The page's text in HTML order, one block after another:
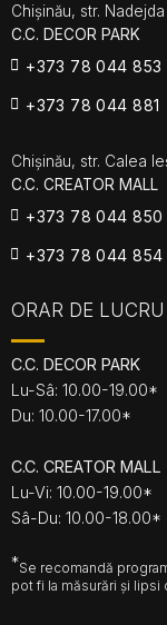
Chișinău, str. Nadejda
C.C. DECOR PARK
+373 78 044 853
+373 78 044 881
Chișinău, str. Calea
C.C. CREATOR MALL
+373 78 044 850
+373 78 044 854
ORAR DE LUCRU
C.C. DECOR PARK
Lu-Sâ: 10.00-19.00*
Du: 10.00-17.00*
C.C. CREATOR MALL
Lu-Vi: 10.00-19.00*
Sâ-Du: 10.00-18.00*
*Se recomandă
pot fi la măsurări și